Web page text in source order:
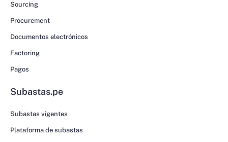
Sourcing
Procurement
Documentos electrónicos
Factoring
Pagos
Subastas.pe
Subastas vigentes
Plataforma de subastas